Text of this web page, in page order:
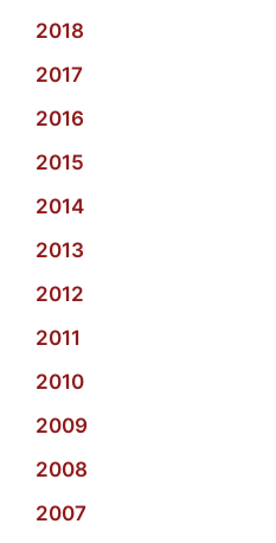
2018
2017
2016
2015
2014
2013
2012
2011
2010
2009
2008
2007